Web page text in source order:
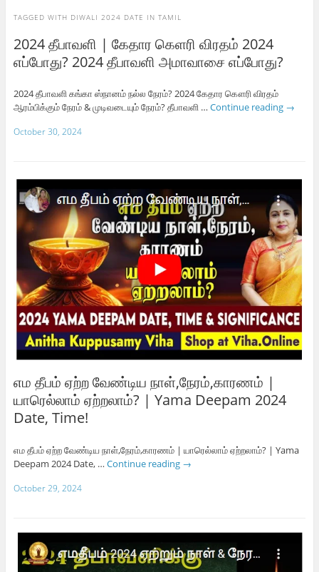
TAGGED WITH DIWALI 2024 DATE IN TAMIL
2024 தீபாவளி | கேதார கெளரி விரதம் 2024
எப்போது? 2024 தீபாவளி அமாவாசை எப்போது?
2024 தீபாவளி கங்கா ஸ்நானம் நல்ல நேரம்? 2024 கேதார கௌரி விரதம்
ஆரம்பிக்கும் நேரம் & முடிவடையும் நேரம்? தீபாவளி … Continue reading →
October 30, 2024
எம தீபம் ஏற்ற வேண்டிய நாள்,நேரம்,காரணம் |
யாரெல்லாம் ஏற்றலாம்? | Yama Deepam 2024
Date, Time!
எம தீபம் ஏற்ற வேண்டிய நாள்,நேரம்,காரணம் | யாரெல்லாம் ஏற்றலாம்? | Yama
Deepam 2024 Date, … Continue reading →
October 29, 2024